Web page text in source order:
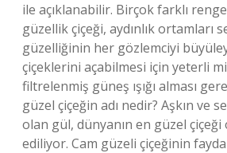
ile açıklanabilir. Birçok farklı
güzellik çiçeği, aydınlık ortamları
güzelliğinin her gözlemciyi
çiçeklerini açabilmesi için yeterli
filtrelenmiş güneş ışığı alması
güzel çiçeğin adı nedir? Aşkın ve
olan gül, dünyanın en güzel
ediliyor. Cam güzeli çiçeğinin